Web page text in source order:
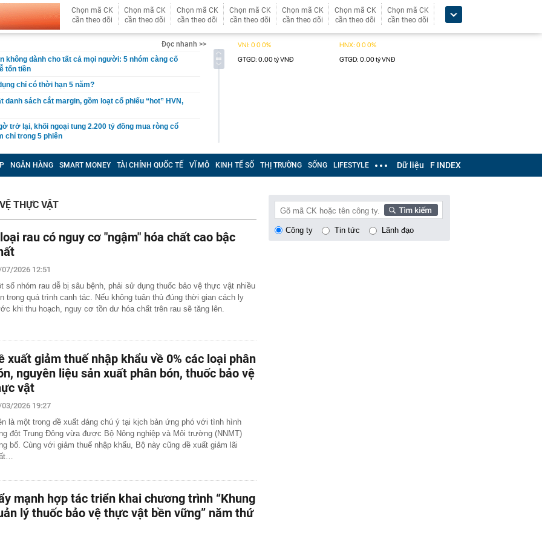
Chọn mã CK
cần theo dõi
Chọn mã CK
cần theo dõi
Chọn mã CK
cần theo dõi
Chọn mã CK
cần theo dõi
Chọn mã CK
cần theo dõi
Chọn mã CK
cần theo dõi
Chọn mã CK
cần theo dõi
Đọc nhanh >>
không dành cho tất cả mọi người: 5 nhóm càng cố
tốn tiền
chỉ có thời hạn 5 năm?
danh sách cắt margin, gồm loạt cổ phiếu “hot” HVN,
trở lại, khối ngoại tung 2.200 tỷ đồng mua ròng cổ
chỉ trong 5 phiên
thép với 2.700 lao động đang nợ Trung Quốc gần 1,3
trọng đang trở lại trên thị trường chứng khoán
"Ông ăn gì thế?"
biệt thự 9 phòng ngủ ở TP.HCM giá gốc 600 tỷ, giảm
bố phim Tết 2027, nghe tên ai cũng quả quyết “chắc
giấu kín suốt 15 năm trên iPhone
nhiều gia đình không còn phơi quần áo ở ban công?
ngoài trời đang được dùng theo 1 cách rất khác
thuộc có khả năng tích tụ kim loại nặng, người Việt
gốc trước khi sử dụng
hầu như món nào cũng có hành lá?
quà, 5 câu nói này đủ sức khiến mối quan hệ phụ
gắn bó khăng khít, con trẻ được hưởng lợi!
Crimea, phá hủy hệ thống phòng không 15 triệu USD
đốc Nhà hát Chèo Quân đội mua ô tô tặng sinh nhật
12 tuổi
"dính" gần 100 lần phạt nguội do chạy quá tốc độ quy
bực bội vì lộ tin về kho đạn dược Mỹ
Không khí tập thể dục sáng ở Việt Nam 'có tính gây
NGÂN HÀNG SMART MONEY TÀI CHÍNH QUỐC TẾ VĨ MÔ KINH TẾ SỐ THỊ TRƯỜNG SỐNG LIFESTYLE Dữ liệu F INDEX
THỰC VẬT
rau có nguy cơ "ngậm" hóa chất cao bậc
2026 12:51
số nhóm rau dễ bị sâu bệnh, phải sử dụng thuốc bảo vệ thực vật nhiều
trong quá trình canh tác. Nếu không tuân thủ đúng thời gian cách ly
khi thu hoạch, nguy cơ tồn dư hóa chất trên rau sẽ tăng lên.
xuất giảm thuế nhập khẩu về 0% các loại phân
nguyên liệu sản xuất phân bón, thuốc bảo vệ
vật
2026 19:27
là một trong đề xuất đáng chú ý tại kịch bản ứng phó với tình hình
đột Trung Đông vừa được Bộ Nông nghiệp và Môi trường (NNMT)
bố. Cùng với giảm thuế nhập khẩu, Bộ này cũng đề xuất giảm lãi
mạnh hợp tác triển khai chương trình “Khung
lý thuốc bảo vệ thực vật bền vững” năm thứ
Công ty Tin tức Lãnh đạo